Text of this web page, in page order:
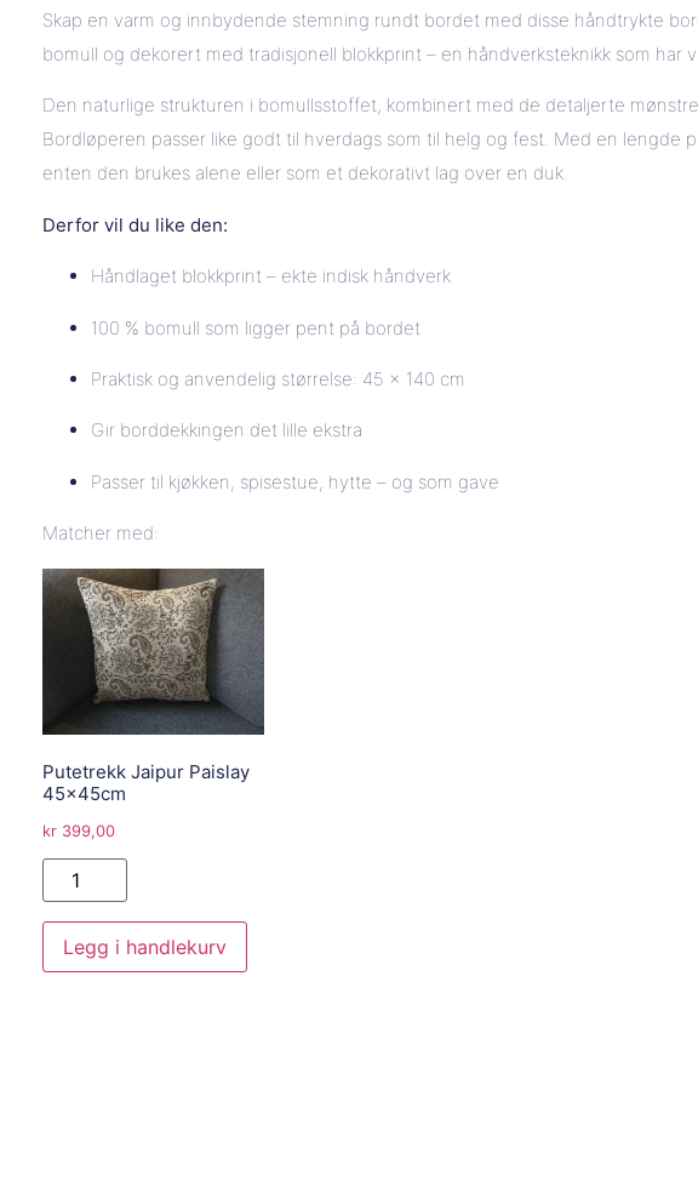
Skap en varm og innbydende stemning rundt bordet med disse håndtrykte
bomull og dekorert med tradisjonell blokkprint – en håndverksteknikk som har
Den naturlige strukturen i bomullsstoffet, kombinert med de detaljerte
Bordløperen passer like godt til hverdags som til helg og fest. Med en lengde
enten den brukes alene eller som et dekorativt lag over en duk.
Derfor vil du like den:
Håndlaget blokkprint – ekte indisk håndverk
100 % bomull som ligger pent på bordet
Praktisk og anvendelig størrelse: 45 × 140 cm
Gir borddekkingen det lille ekstra
Passer til kjøkken, spisestue, hytte – og som gave
Matcher med:
Putetrekk Jaipur Paislay
45x45cm
kr 399,00
Legg i handlekurv